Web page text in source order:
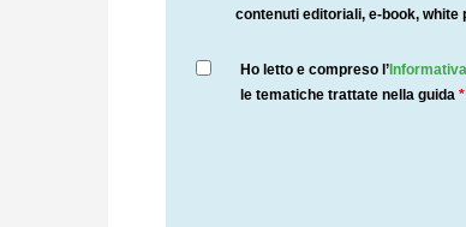
contenuti editoriali, e-book,
Ho letto e compreso l’
le tematiche trattate nella guida*